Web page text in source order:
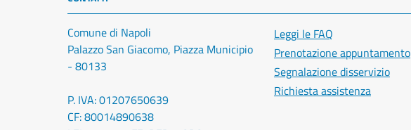
Comune di Napoli
Palazzo San Giacomo, Piazza Municipio
- 80133
P. IVA: 01207650639
CF: 80014890638
Leggi le FAQ
Prenotazione appuntamento
Segnalazione disservizio
Richiesta assistenza